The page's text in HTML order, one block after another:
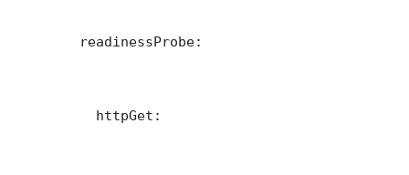
        readinessProbe:
          httpGet: